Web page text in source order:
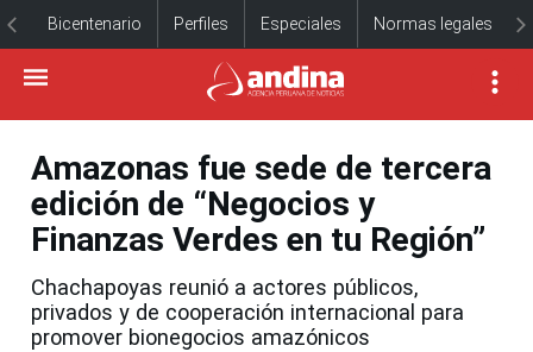
Bicentenario Perfiles Especiales Normas legales
Amazonas fue sede de tercera
edición de “Negocios y
Finanzas Verdes en tu Región”
Chachapoyas reunió a actores públicos,
privados y de cooperación internacional para
promover bionegocios amazónicos